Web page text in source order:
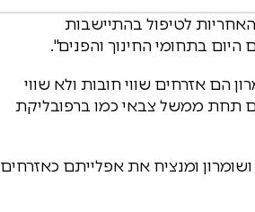
לטיפול בהתיישבות
בתחומי החינוך והפנים".
הם אזרחים שווי חובות ולא שווי
תחת ממשל צבאי כמו ברפובליקת
ומנציח את אפלייתם כאזרחים